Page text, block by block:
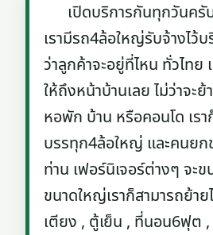
เปิดบริการกันทุกวันครั
เรามีรถ4ล้อใหญ่รับจ้างไว้
ว่าลูกค้าจะอยู่ที่ไหน ทั่วไทย
ให้ถึงหน้าบ้านเลย ไม่ว่าจะ
หอพัก บ้าน หรือคอนโด เร
บรรทุก4ล้อใหญ่ และคนยก
ท่าน เฟอร์นิเจอร์ต่างๆ จะข
ขนาดใหญ่เราก็สามารถย้าย
เตียง , ตู้เย็น , ที่นอน6ฟุต ,